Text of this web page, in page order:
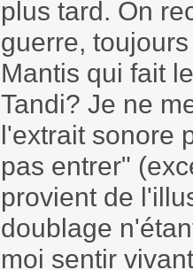
plus tard. On
guerre,
Mantis qui fait
Tandi? Je ne
l'extrait sonore
pas entrer"
provient de
doublage
moi sentir